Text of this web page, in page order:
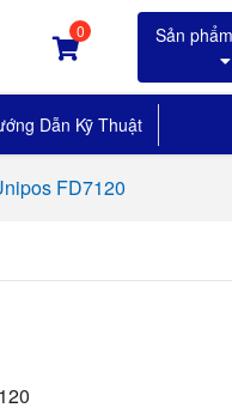
0
Dẫn Kỹ Thuật
FD7120